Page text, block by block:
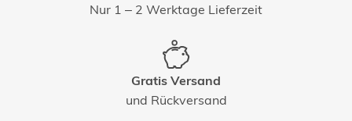
Nur 1 – 2 Werktage Lieferzeit
Gratis Versand
und Rückversand